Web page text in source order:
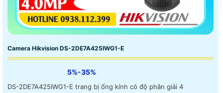
Camera Hikvision DS-2DE7A425IWG1-E
5%-35%
DS-2DE7A425IWG1-E trang bị ống kính có độ phân giải 4